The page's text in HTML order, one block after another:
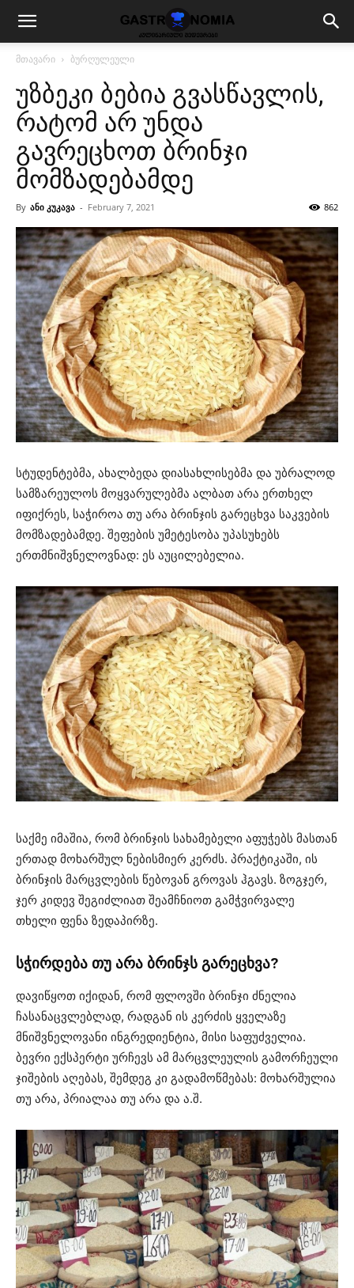
მთავარი ბურღულეული
უზბეკი ბებია გვასწავლის,
რატომ არ უნდა
გავრეცხოთ ბრინჯი
მომზადებამდე
By ანი კუკავა - February 7, 2021 862
სტუდენტებმა, ახალბედა დიასახლისებმა და უბრალოდ
სამზარეულოს მოყვარულებმა ალბათ არა ერთხელ
იფიქრეს, საჭიროა თუ არა ბრინჯის გარეცხვა საკვების
მომზადებამდე. შეფების უმეტესობა უპასუხებს
ერთმნიშვნელოვნად: ეს აუცილებელია.
საქმე იმაშია, რომ ბრინჯის სახამებელი აფუჭებს მასთან
ერთად მოხარშულ ნებისმიერ კერძს. პრაქტიკაში, ის
ბრინჯის მარცვლების წებოვან გროვას ჰგავს. ზოგჯერ,
ჯერ კიდევ შეგიძლიათ შეამჩნიოთ გამჭვირვალე
თხელი ფენა ზედაპირზე.
სჭირდება თუ არა ბრინჯს გარეცხვა?
დავიწყოთ იქიდან, რომ ფლოვში ბრინჯი ძნელია
ჩასანაცვლებლად, რადგან ის კერძის ყველაზე
მნიშვნელოვანი ინგრედიენტია, მისი საფუძველია.
ბევრი ექსპერტი ურჩევს ამ მარცვლეულის გამორჩეული
ჯიშების აღებას, შემდეგ კი გადამოწმებას: მოხარშულია
თუ არა, პრიალაა თუ არა და ა.შ.